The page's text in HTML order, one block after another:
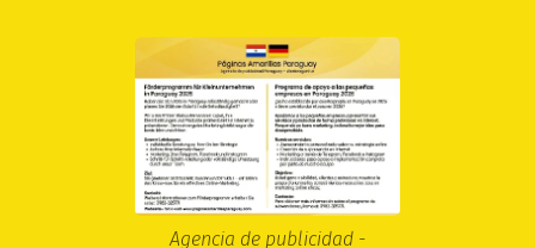
Agencia de publicidad -